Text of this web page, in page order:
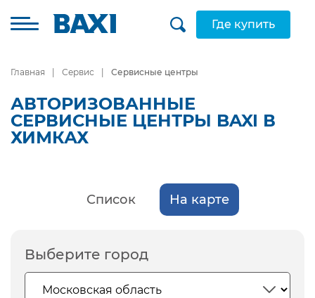
Где купить
Главная Сервис Сервисные центры
АВТОРИЗОВАННЫЕ
СЕРВИСНЫЕ ЦЕНТРЫ BAXI В
ХИМКАХ
Список На карте
Выберите город